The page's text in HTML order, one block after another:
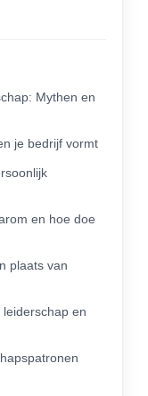
Mythen en
je bedrijf vormt
en hoe doe
plaats van
en